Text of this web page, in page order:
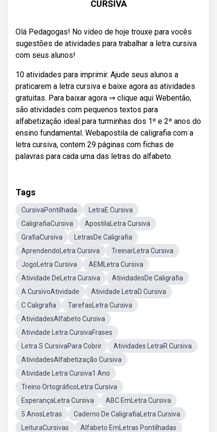
CURSIVA
Olá Pedagogas! No vídeo de hoje trouxe para vocês
sugestões de atividades para trabalhar a letra cursiva
com seus alunos!
10 atividades para imprimir. Ajude seus alunos a
praticarem a letra cursiva e baixe agora as atividades
gratuitas. Para baixar agora ⇒ clique aqui Webentão,
são atividades com pequenos textos para
alfabetização ideal para turminhas dos 1º e 2º anos do
ensino fundamental. Webapostila de caligrafia com a
letra cursiva, contem 29 páginas com fichas de
palavras para cada uma das letras do alfabeto.
Tags
CursivaPontilhada
LetraE Cursiva
CaligrafiaCursiva
ApostilaLetra Cursiva
GrafiaCursiva
LetrasDe Caligrafia
AprendendoLetra Cursiva
TreinarLetra Cursiva
JogoLetra Cursiva
AEMLetra Cursiva
Atividade DeLetra Cursiva
AtividadesDe Caligrafia
A CursivoAtividade
Atividade LetraD Cursiva
C Caligrafia
TarefasLetra Cursiva
AtividadesAlfabeto Cursiva
Atividade Letra CursivaFrases
Letra S CursivaPara Cobrir
Atividades LetraR Cursiva
AtividadesAlfabetização Cursiva
Atividade Letra Cursiva1 Ano
Treino OrtográficoLetra Cursiva
EsperançaLetra Cursiva
ABC EmLetra Cursiva
5 AnosLetras
Caderno De CaligrafiaLetra Cursiva
LeituraCursivas
Alfabeto EmLetras Pontilhadas